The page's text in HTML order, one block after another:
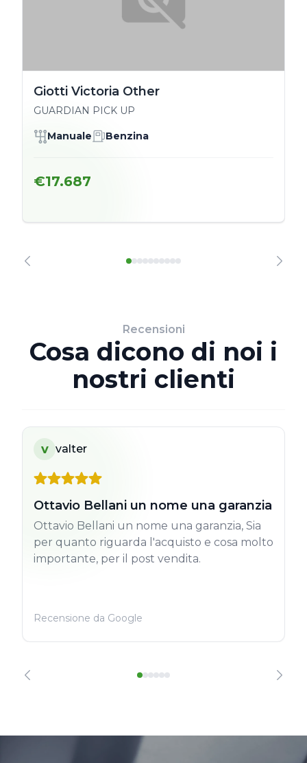
Giotti Victoria Other
GUARDIAN PICK UP
Manuale Benzina
€17.687
Recensioni
Cosa dicono di noi i
nostri clienti
v valter
Ottavio Bellani un nome una garanzia
Ottavio Bellani un nome una garanzia, Sia
per quanto riguarda l'acquisto e cosa molto
importante, per il post vendita.
Recensione da Google